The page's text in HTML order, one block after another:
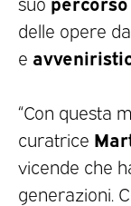
delle opere
e
“Con questa
curatrice
vicende che
generazioni.